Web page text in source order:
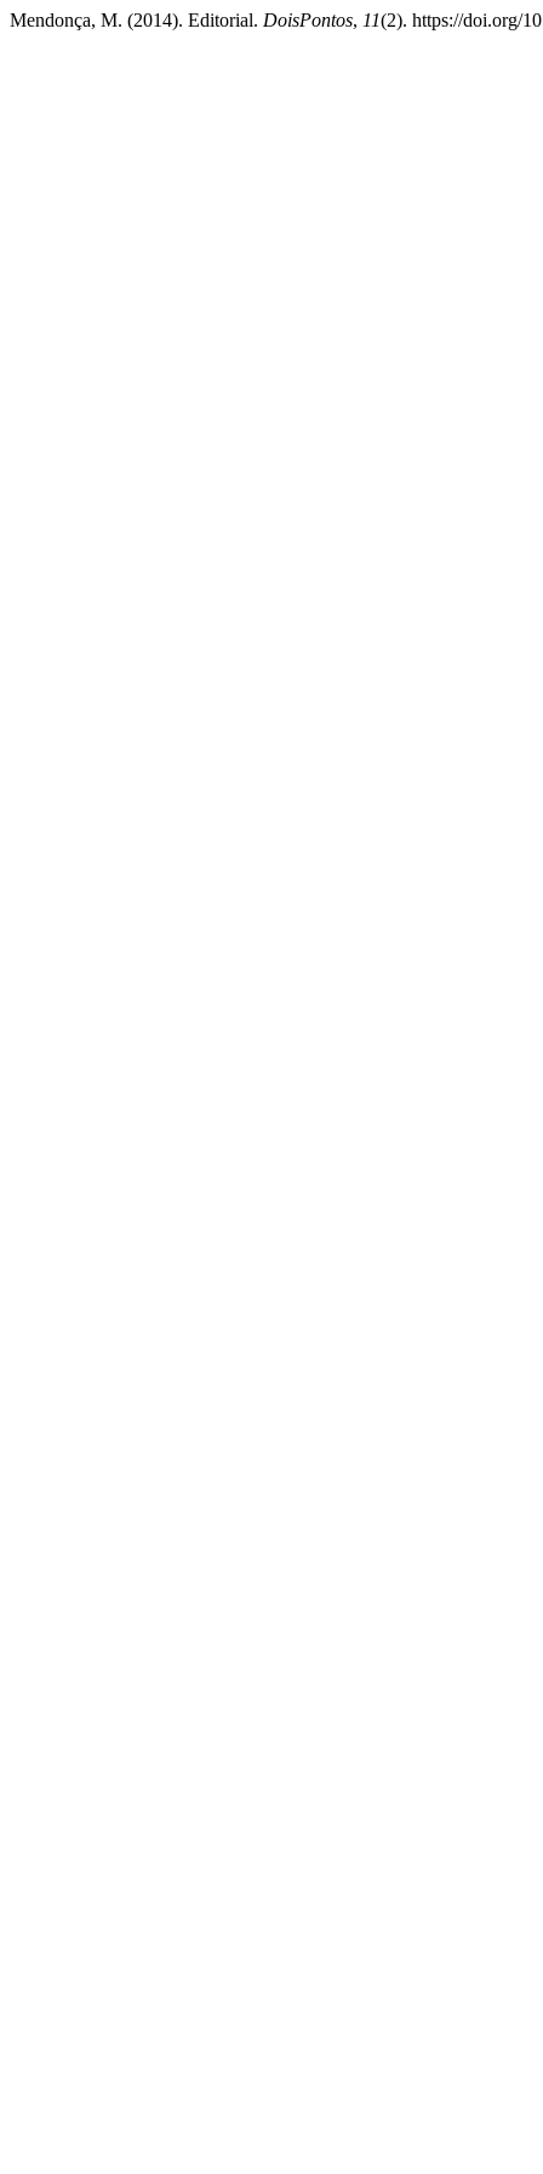
Mendonça, M. (2014). Editorial. DoisPontos, 11(2). https://doi.org/